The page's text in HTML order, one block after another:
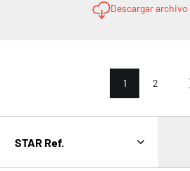
Descargar
Actualmente
1 Página
2